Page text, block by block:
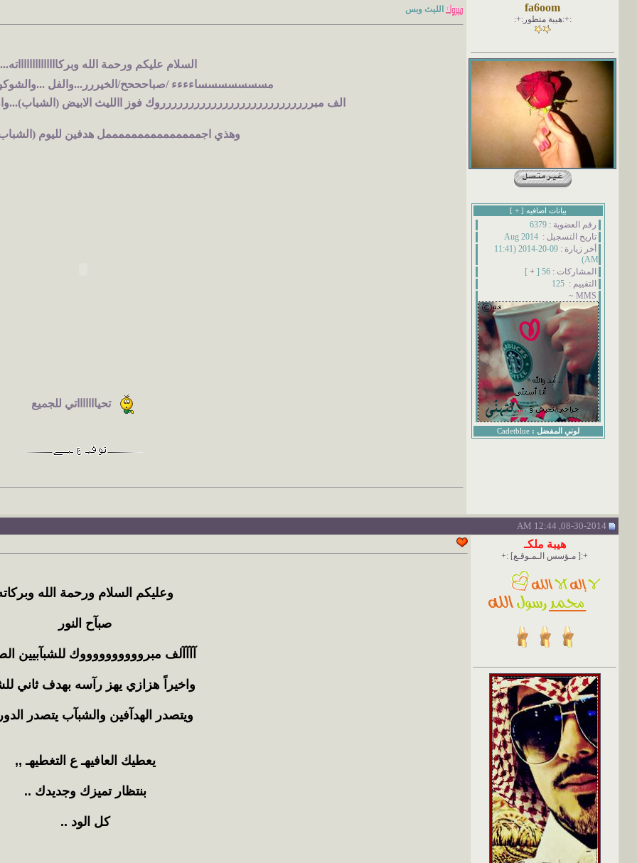
fa6oom
:+:هيبة متطور:+:
بيانات اضافيه [+
]
رقم العضوية : 6379
تاريخ التسجيل :Aug 2014
أخر زيارة :
09-20-2014 (11:41
AM)
المشاركات : 56 [
+
]
التقييم :125
لوني المفضل :Cadetblue
الليث وبس
السلام عليكم ورحمة الله
مسسسسسسساءءءء /صباحححح/الخيررر...والفل
الف مبررررررررررررررررررررررررررروك فوز االليث الابيض
وهذي اجمممممممممممممممل هدفين لليوم
تحياااااااتي للجميع
هيبة ملكـ
+:[ مـؤسس الـمـوقـع] :+
وعليكم السلام ورحمة الله
صبآح النور
آآآآلف مبرووووووووووك للشبآبيين
واخيراً هزازي يهز رآسه بهدف ثاني
ويتصدر الهدآفين والشبآب يتصدر
يعطيك العافيهـ ع التغطيهـ ,,
بنتظار تميزك وجديدك ..
كل الود ..